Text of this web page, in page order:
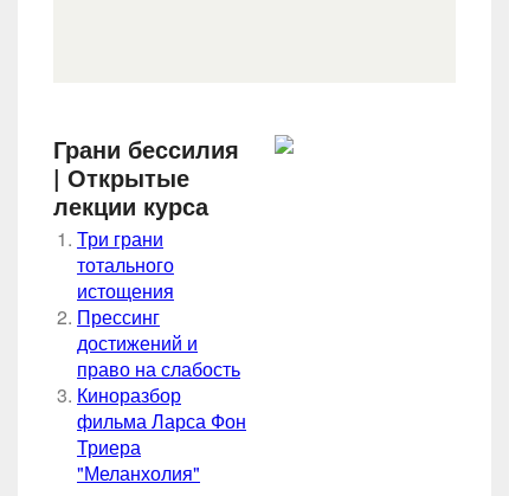
Грани бессилия
| Открытые
лекции курса
Три грани
тотального
истощения
Прессинг
достижений и
право на слабость
Киноразбор
фильма Ларса Фон
Триера
"Меланхолия"